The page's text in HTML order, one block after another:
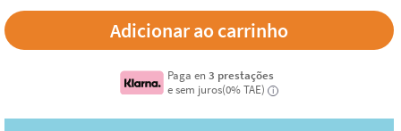
Paga en3 prestações
e sem juros(0% TAE)
i